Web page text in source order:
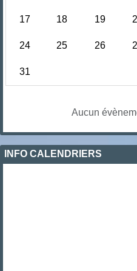
17 18 19
24 25 26
31
Aucun
INFO CALENDRIERS